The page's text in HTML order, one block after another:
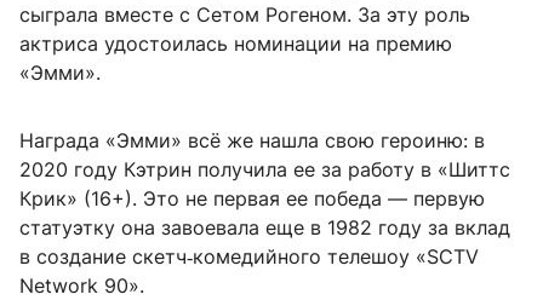
сыграла вместе с Сетом Рогеном. За эту роль
актриса удостоилась номинации на премию
«Эмми».
Награда «Эмми» всё же нашла свою героиню: в
2020 году Кэтрин получила ее за работу в «Шиттс
Крик» (16+). Это не первая ее победа — первую
статуэтку она завоевала еще в 1982 году за вклад
в создание скетч‑комедийного телешоу «SCTV
Network 90».